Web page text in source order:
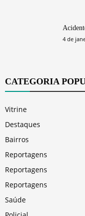
4 de
CATEGORIA
Vitrine
Destaques
Bairros
Reportagens
Reportagens
Reportagens
Saúde